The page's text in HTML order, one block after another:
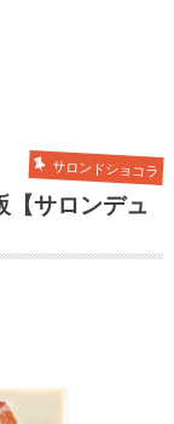
サロンドショコラ
【サロンデュ